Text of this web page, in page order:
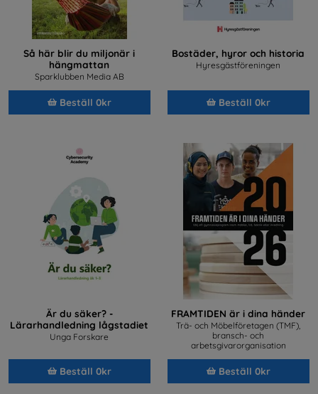
Så här blir du miljonär i
hängmattan
Sparklubben Media AB
Beställ 0kr
Bostäder, hyror och historia
Hyresgästföreningen
Beställ 0kr
Är du säker? -
Lärarhandledning lågstadiet
Unga Forskare
Beställ 0kr
FRAMTIDEN är i dina händer
Trä- och Möbelföretagen (TMF),
bransch- och
arbetsgivarorganisation
Beställ 0kr